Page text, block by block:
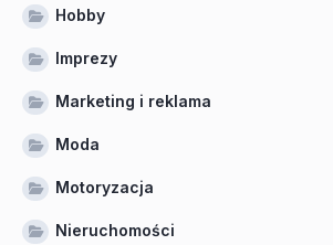
Hobby
Imprezy
Marketing i reklama
Moda
Motoryzacja
Nieruchomości